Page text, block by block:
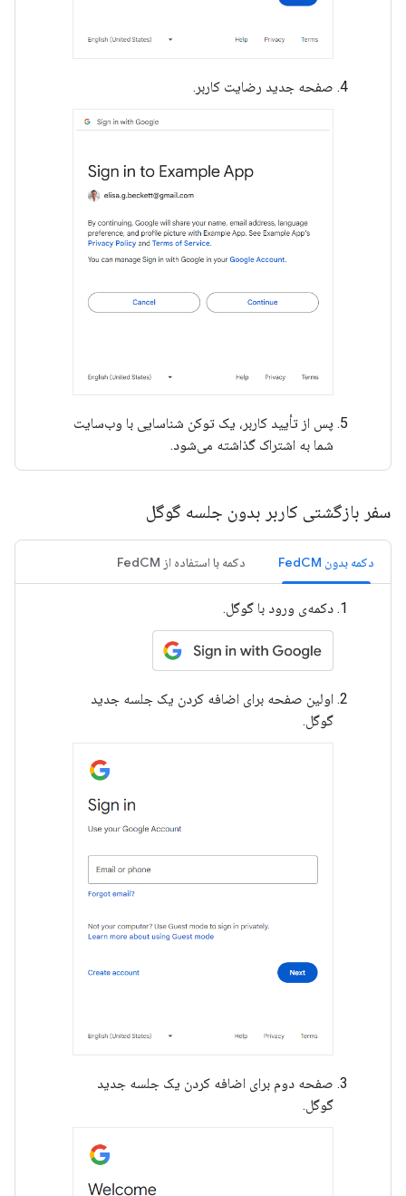
صفحه جدید رضایت کاربر.
پس از تأیید کاربر، یک توکن شناسایی با وب‌سایت
شما به اشتراک گذاشته می‌شود.
سفر بازگشتی کاربر بدون جلسه گوگل
دکمه بدون FedCM دکمه با استفاده از FedCM
دکمه‌ی ورود با گوگل.
اولین صفحه برای اضافه کردن یک جلسه جدید
گوگل.
صفحه دوم برای اضافه کردن یک جلسه جدید
گوگل.